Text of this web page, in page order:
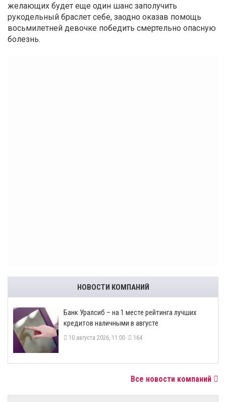
желающих будет еще один шанс заполучить
рукодельный браслет себе, заодно оказав помощь
восьмилетней девочке победить смертельно опасную
болезнь.
НОВОСТИ КОМПАНИЙ
Банк Уралсиб – на 1 месте рейтинга лучших
кредитов наличными в августе
10 августа 2026, 11:00 164
Все новости компаний